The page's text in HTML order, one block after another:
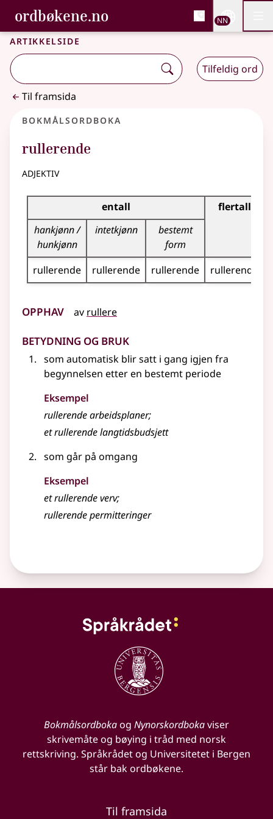
Gå til hovudinnhald
Tilgjenge
ordbøkene.no, Bokmålsordboka og
Bokmålsordboka og Nynorskordboka
NN
Artikkelside
Tilfeldig ord
Til framsida
Bokmålsordboka
rullerende
adjektiv
Bøyingstabell for dette adjektivet
entall
flertall
hankjønn /
hunkjønn
intetkjønn
bestemt
form
rullerende
rullerende rullerende rullerende
Opphav av rullere
Betydning og bruk
som automatisk blir satt i gang igjen fra
begynnelsen etter en bestemt periode
Eksempel
rullerende arbeidsplaner;
et rullerende langtidsbudsjett
som går på omgang
Eksempel
et rullerende verv;
rullerende permitteringer
Bokmålsordbokaog Nynorskordbokaviser
skrivemåte og bøying i tråd med norsk
rettskriving. Språkrådet og Universitetet i Bergen
står bak ordbøkene.
Til framsida